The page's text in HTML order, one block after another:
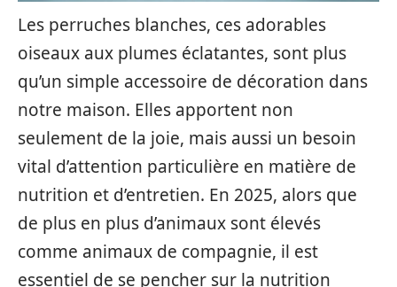
Les perruches blanches, ces adorables
oiseaux aux plumes éclatantes, sont plus
qu’un simple accessoire de décoration dans
notre maison. Elles apportent non
seulement de la joie, mais aussi un besoin
vital d’attention particulière en matière de
nutrition et d’entretien. En 2025, alors que
de plus en plus d’animaux sont élevés
comme animaux de compagnie, il est
essentiel de se pencher sur la nutrition